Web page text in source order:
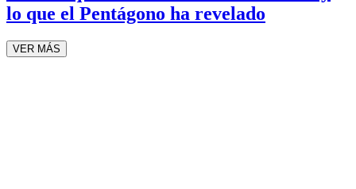
lo que el Pentágono ha revelado
VER MÁS